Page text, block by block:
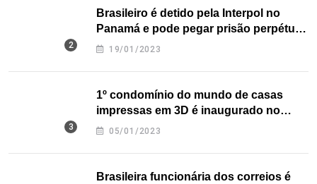
Brasileiro é detido pela Interpol no
Panamá e pode pegar prisão perpétua
nos EUA
19/01/2023
1º condomínio do mundo de casas
impressas em 3D é inaugurado no
Texas
05/01/2023
Brasileira funcionária dos correios é